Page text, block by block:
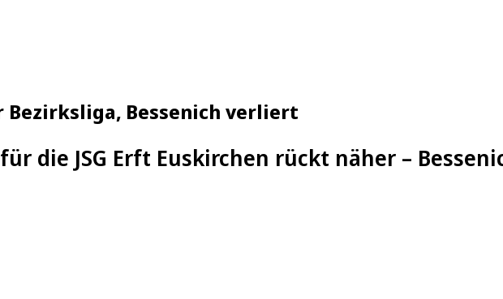
Bezirksliga, Bessenich verliert
die JSG Erft Euskirchen rückt näher –